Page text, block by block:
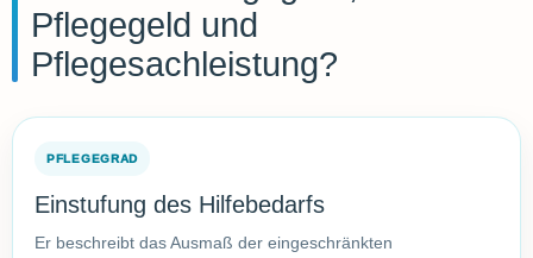
Pflegegeld und
Pflegesachleistung?
PFLEGEGRAD
Einstufung des Hilfebedarfs
Er beschreibt das Ausmaß der eingeschränkten